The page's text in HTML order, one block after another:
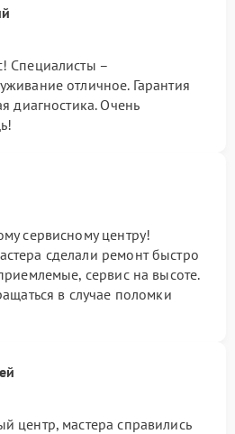
Специалисты –
отличное. Гарантия
диагностика. Очень
сервисному центру!
сделали ремонт быстро
сервис на высоте.
в случае поломки
центр, мастера справились